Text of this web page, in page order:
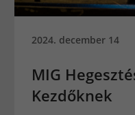
2024. december 14
MIG
Kezdőknek